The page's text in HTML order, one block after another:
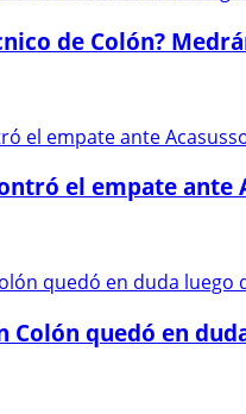
de Colón?
el empate ante
Colón quedó en